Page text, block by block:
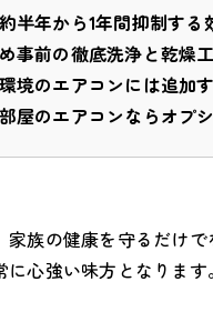
半年から1年間抑制する
事前の徹底洗浄と乾燥
境のエアコンには追加
屋のエアコンならオプ
族の健康を守るだけ
に心強い味方となります